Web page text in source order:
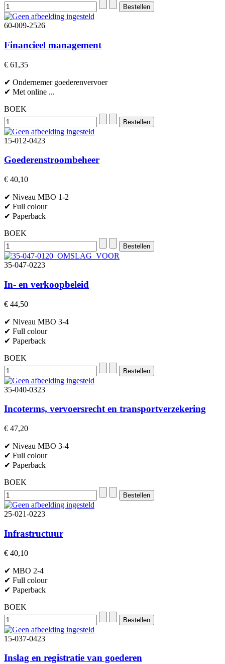
60-009-2526
Financieel management
€ 61,35
✔ Ondernemer goederenvervoer
✔ Met online ...
BOEK
15-012-0423
Goederenstroombeheer
€ 40,10
✔ Niveau MBO 1-2
✔ Full colour
✔ Paperback
BOEK
35-047-0223
In- en verkoopbeleid
€ 44,50
✔ Niveau MBO 3-4
✔ Full colour
✔ Paperback
BOEK
35-040-0323
Incoterms, vervoersrecht en transportverzekering
€ 47,20
✔ Niveau MBO 3-4
✔ Full colour
✔ Paperback
BOEK
25-021-0223
Infrastructuur
€ 40,10
✔ MBO 2-4
✔ Full colour
✔ Paperback
BOEK
15-037-0423
Inslag en registratie van goederen